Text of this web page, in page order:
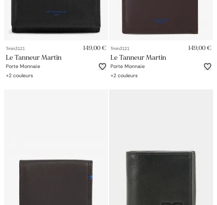
Tmin3121 149,00 €
Le Tanneur Martin
Porte Monnaie
+2 couleurs
Tmin3121 149,00 €
Le Tanneur Martin
Porte Monnaie
+2 couleurs